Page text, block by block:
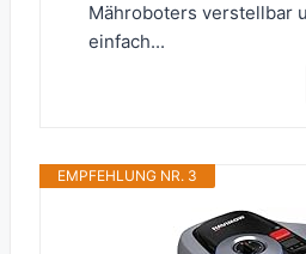
Mähroboters verstellbar
einfach...
EMPFEHLUNG NR. 3